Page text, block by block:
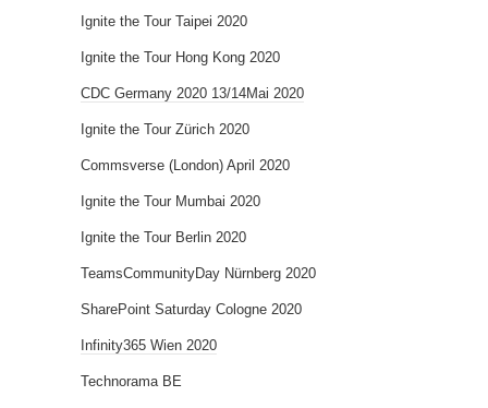
Ignite the Tour Taipei 2020
Ignite the Tour Hong Kong 2020
CDC Germany 2020 13/14Mai 2020
Ignite the Tour Zürich 2020
Commsverse (London) April 2020
Ignite the Tour Mumbai 2020
Ignite the Tour Berlin 2020
TeamsCommunityDay Nürnberg 2020
SharePoint Saturday Cologne 2020
Infinity365 Wien 2020
Technorama BE